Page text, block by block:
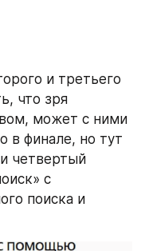
и третьего
что зря
может с ними
в финале, но тут
четвертый
с
поиска и